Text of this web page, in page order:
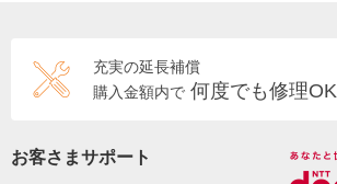
充実の延長補償
購入金額内で 何度でも修理OK
お客さまサポート